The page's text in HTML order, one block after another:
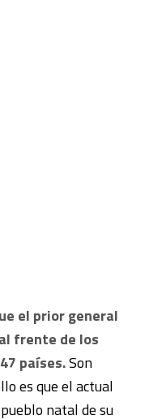
el prior general
frente de los
países.Son
es que el actual
natal de su